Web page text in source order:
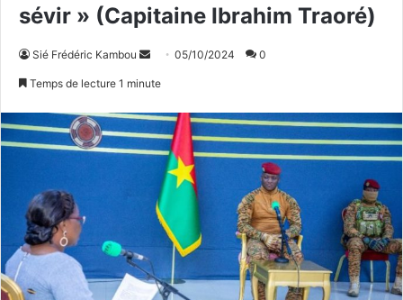
sévir » (Capitaine Ibrahim Traoré)
Sié Frédéric Kambou
o
y
u
o
u
05/10/2024 0
Temps de lecture 1 minute